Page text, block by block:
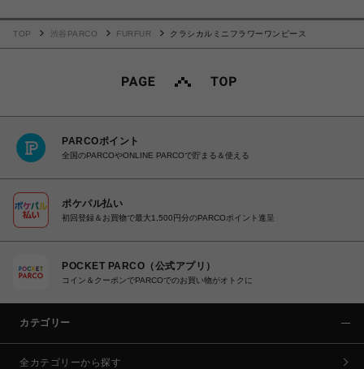
TOP 渋谷PARCO FURFUR クラシカルミニフラワーワンピース
PARCOポイント
全国のPARCOやONLINE PARCOで貯まる＆使える
ポケパル払い
初回登録＆お買物で最大1,500円分のPARCOポイント進呈
POCKET PARCO（公式アプリ）
コイン＆クーポンでPARCOでのお買い物がオトクに
カテゴリー
全カテゴリーから探す